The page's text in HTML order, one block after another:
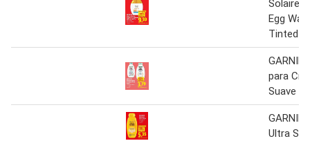
Solaire
Egg
Tinted
para
Suave
Ultra